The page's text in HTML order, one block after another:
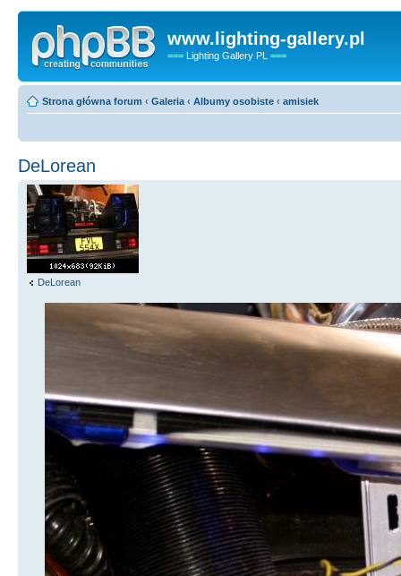
www.lighting-gallery.pl
=== Lighting Gallery PL ===
Strona główna forum ‹ Galeria ‹ Albumy osobiste ‹ amisiek
DeLorean
DeLorean